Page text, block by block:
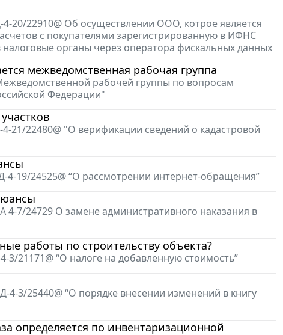
20/22910@ Об осуществлении ООО, котрое является
с покупателями зарегистрированную в ИФНС
органы через оператора фискальных данных
межведомственная рабочая группа
рабочей группы по вопросам
Федерации"
21/22480@ "О верификации сведений о кадастровой
19/24525@ “О рассмотрении интернет-обращения”
7/24729 О замене административного наказания в
работы по строительству объекта?
21171@ “О налоге на добавленную стоимость”
3/25440@ “О порядке внесении изменений в книгу
определяется по инвентаризационной